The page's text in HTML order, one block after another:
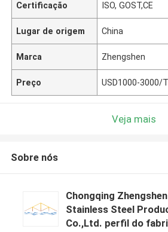
Certificação ISO, GOST,CE
Lugar de origem China
Marca Zhengshen
Preço USD1000-3000/
Veja mais
Sobre nós
Chongqing Zhengshen
Stainless Steel
Co.,Ltd. perfil do